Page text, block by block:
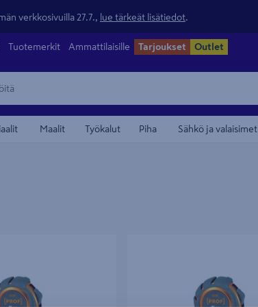
verkkosivuilla 27.7., lue tärkeät lisätiedot
Tuotemerkit Ammattilaisille Tarjoukset Outlet
Maalit Työkalut Piha Sähkö ja valaisimet